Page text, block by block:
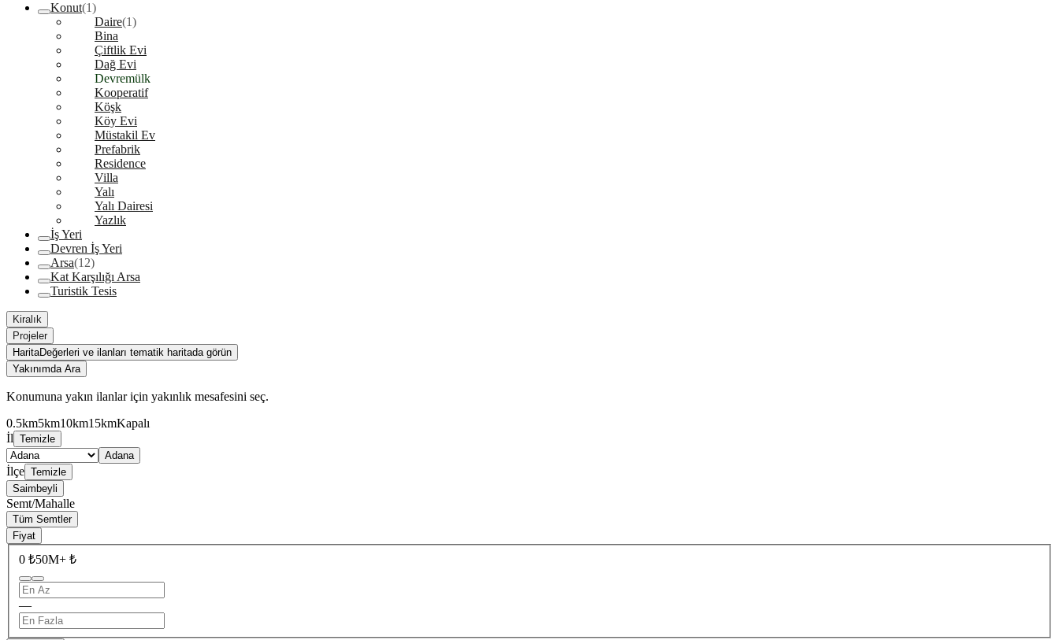
Konut(1)
Daire(1)
Bina
Çiftlik Evi
Dağ Evi
Devremülk
Kooperatif
Köşk
Köy Evi
Müstakil Ev
Prefabrik
Residence
Villa
Yalı
Yalı Dairesi
Yazlık
İş Yeri
Devren İş Yeri
Arsa(12)
Kat Karşılığı Arsa
Turistik Tesis
Kiralık
Projeler
HaritaDeğerleri ve ilanları tematik haritada görün
Yakınımda Ara
Konumuna yakın ilanlar için yakınlık mesafesini seç.
0.5km5km10km15kmKapalı
İl Temizle
Adana
İlçe Temizle
Saimbeyli
Semt/Mahalle
Tüm Semtler
Fiyat
0 ₺50M+ ₺
—